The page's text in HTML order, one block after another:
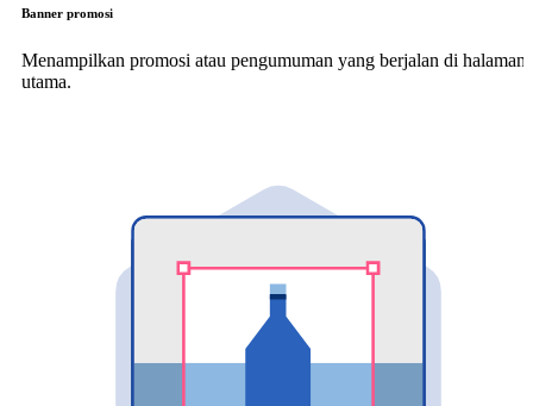
Banner promosi
Menampilkan promosi atau pengumuman yang berjalan di halaman
utama.